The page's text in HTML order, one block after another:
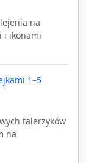
na
i ikonami
1–5
talerzyków
na